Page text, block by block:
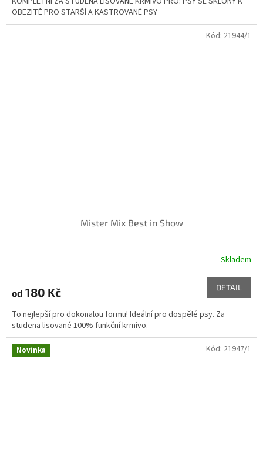
z
5
hvězdiček.
OBEZITĚ PRO STARŠÍ A KASTROVANÉ PSY
Mister Mix Best in Show
je
z
5
hvězdiček.
Skladem
od 180 Kč DETAIL
To nejlepší pro dokonalou formu! Ideální pro dospělé psy. Za
studena lisované 100% funkční krmivo.
Kód: 21944/1
Novinka Kód: 21947/1